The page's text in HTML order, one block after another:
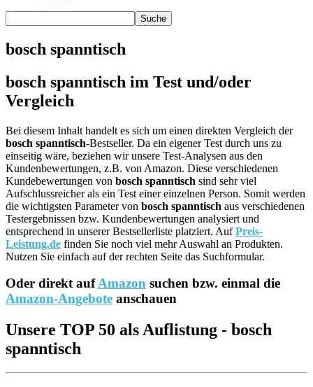
bosch spanntisch
bosch spanntisch im Test und/oder
Vergleich
Bei diesem Inhalt handelt es sich um einen direkten Vergleich der
bosch spanntisch-Bestseller. Da ein eigener Test durch uns zu
einseitig wäre, beziehen wir unsere Test-Analysen aus den
Kundenbewertungen, z.B. von Amazon. Diese verschiedenen
Kundebewertungen von bosch spanntisch sind sehr viel
Aufschlussreicher als ein Test einer einzelnen Person. Somit werden
die wichtigsten Parameter von bosch spanntisch aus verschiedenen
Testergebnissen bzw. Kundenbewertungen analysiert und
entsprechend in unserer Bestsellerliste platziert. AufPreis-
Leistung.de finden Sie noch viel mehr Auswahl an Produkten.
Nutzen Sie einfach auf der rechten Seite das Suchformular.
Oder direkt aufAmazon suchen bzw. einmal die
Amazon-Angebote anschauen
Unsere TOP 50 als Auflistung - bosch
spanntisch